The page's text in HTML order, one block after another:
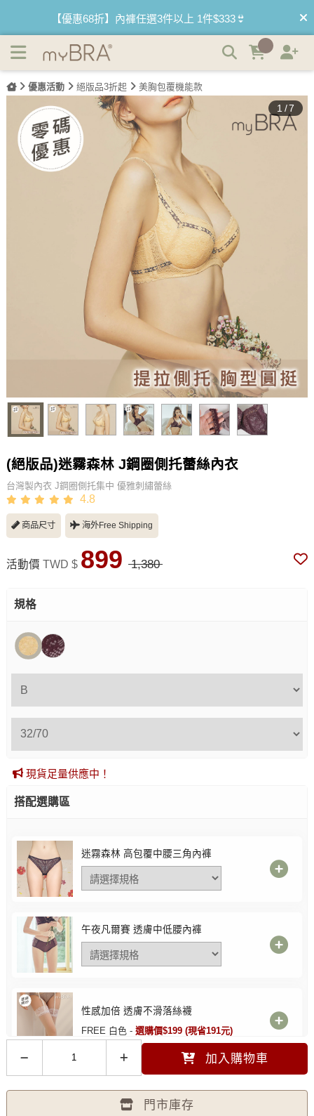
衣品牌
【買內衣免運費】台灣滿1200運費0元🚛
【首購優惠】新客最高可折$150再免運❗
【夏日滿額贈】把衣物壓縮收納袋回家 🌞
【父親節快樂】男內褲5件$999🧔
優惠活動 絕版品3折起 美胸包覆機能款
1 /7
(絕版品)迷霧森林 J鋼圈側托蕾絲內衣
台灣製內衣 J鋼圈側托集中 優雅刺繡蕾絲
4.8
商品尺寸 海外Free Shipping
活動價 TWD $ 899 1,380
規格
現貨足量供應中！
搭配選購區
迷霧森林 高包覆中腰三角內褲
午夜凡爾賽 透膚中低腰內褲
性感加倍 透膚不滑落絲襪
FREE 白色 - 選購價$199 (現省191元)
加入購物車
門市庫存